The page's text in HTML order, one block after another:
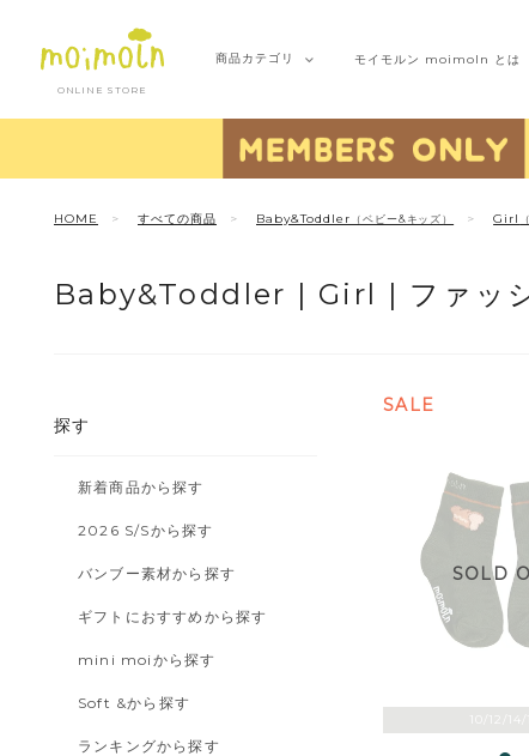
ONLINE STORE
商品カテゴリ モイモルン moimoln とは
HOME すべての商品 Baby&Toddler （ベビー&キッズ） Girl
Baby&Toddler | Girl | ファッ
探す
新着商品から探す
2026 S/Sから探す
バンブー素材から探す
ギフトにおすすめから探す
mini moiから探す
Soft &から探す
ランキングから探す
10/12/14/
SOLD
SALE